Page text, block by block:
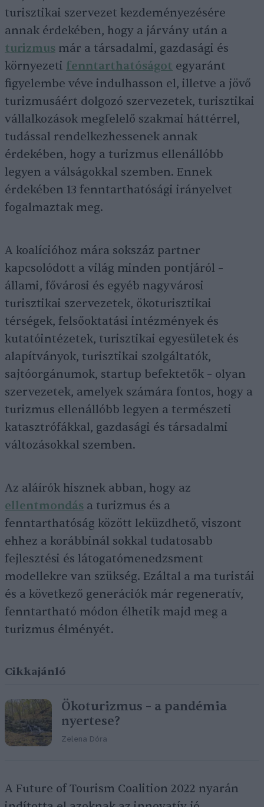
turisztikai szervezet kezdeményezésére
annak érdekében, hogy a járvány után a
turizmus már a társadalmi, gazdasági és
környezeti fenntarthatóságot egyaránt
figyelembe véve indulhasson el, illetve a jövő
turizmusáért dolgozó szervezetek, turisztikai
vállalkozások megfelelő szakmai háttérrel,
tudással rendelkezhessenek annak
érdekében, hogy a turizmus ellenállóbb
legyen a válságokkal szemben. Ennek
érdekében 13 fenntarthatósági irányelvet
fogalmaztak meg.
A koalícióhoz mára sokszáz partner
kapcsolódott a világ minden pontjáról –
állami, fővárosi és egyéb nagyvárosi
turisztikai szervezetek, ökoturisztikai
térségek, felsőoktatási intézmények és
kutatóintézetek, turisztikai egyesületek és
alapítványok, turisztikai szolgáltatók,
sajtóorgánumok, startup befektetők – olyan
szervezetek, amelyek számára fontos, hogy a
turizmus ellenállóbb legyen a természeti
katasztrófákkal, gazdasági és társadalmi
változásokkal szemben.
Az aláírók hisznek abban, hogy az
ellentmondás a turizmus és a
fenntarthatóság között leküzdhető, viszont
ehhez a korábbinál sokkal tudatosabb
fejlesztési és látogatómenedzsment
modellekre van szükség. Ezáltal a ma turistái
és a következő generációk már regeneratív,
fenntartható módon élhetik majd meg a
turizmus élményét.
Cikkajánló
Ökoturizmus – a pandémia
nyertese?
Zelena Dóra
A Future of Tourism Coalition 2022 nyarán